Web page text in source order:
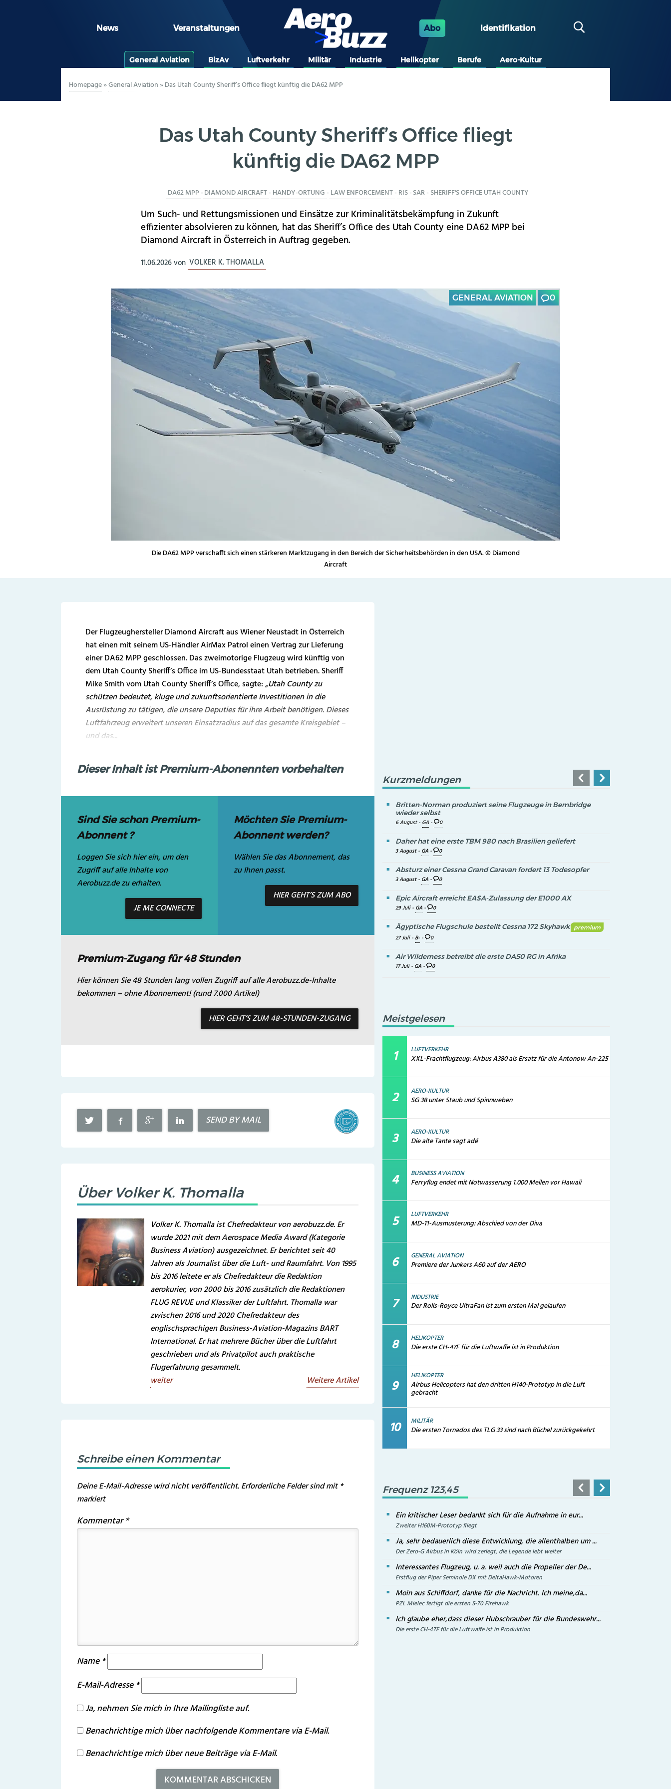
News Veranstaltungen Abo Identifikation
General Aviation BizAv Luftverkehr Militär Industrie Helikopter Berufe Aero-Kultur
Homepage»General Aviation »Das Utah County Sheriff’s Office fliegt künftig die DA62 MPP
Das Utah County Sheriff’s Office fliegt
künftig die DA62 MPP
DA62 MPP-DIAMOND AIRCRAFT- HANDY-ORTUNG- LAW ENFORCEMENT- RIS-SAR- SHERIFF'S OFFICE UTAH COUNTY
Um Such- und Rettungsmissionen und Einsätze zur Kriminalitätsbekämpfung in Zukunft
effizienter absolvieren zu können, hat das Sheriff’s Office des Utah County eine DA62 MPP bei
Diamond Aircraft in Österreich in Auftrag gegeben.
11.06.2026von VOLKER K. THOMALLA
GENERAL AVIATION 0
Die DA62 MPP verschafft sich einen stärkeren Marktzugang in den Bereich der Sicherheitsbehörden in den USA. © Diamond
Aircraft
Der Flugzeughersteller Diamond Aircraft aus Wiener Neustadt in Österreich
hat einen mit seinem US-Händler AirMax Patrol einen Vertrag zur Lieferung
einer DA62 MPP geschlossen. Das zweimotorige Flugzeug wird künftig von
dem Utah County Sheriff’s Office im US-Bundesstaat Utah betrieben. Sheriff
Mike Smith vom Utah County Sheriff’s Office, sagte:„Utah County zu
schützen bedeutet, kluge und zukunftsorientierte Investitionen in die
Ausrüstung zu tätigen, die unsere Deputies für ihre Arbeit benötigen. Dieses
Luftfahrzeug erweitert unseren Einsatzradius auf das gesamte Kreisgebiet –
und das...
Dieser Inhalt ist Premium-Abonennten vorbehalten
Sind Sie schon Premium-
Abonnent ?
Loggen Sie sich hier ein, um den
Zugriff auf alle Inhalte von
Aerobuzz.de zu erhalten.
JE ME CONNECTE
Möchten Sie Premium-
Abonnent werden?
Wählen Sie das Abonnement, das
zu Ihnen passt.
HIER GEHT’S ZUM ABO
Premium-Zugang für 48 Stunden
Hier können Sie 48 Stunden lang vollen Zugriff auf alle Aerobuzz.de-Inhalte
bekommen – ohne Abonnement! (rund 7.000 Artikel)
HIER GEHT’S ZUM 48-STUNDEN-ZUGANG
SEND BY MAIL
Über Volker K. Thomalla
Volker K. Thomalla ist Chefredakteur von aerobuzz.de. Er
wurde 2021 mit dem Aerospace Media Award (Kategorie
Business Aviation) ausgezeichnet. Er berichtet seit 40
Jahren als Journalist über die Luft- und Raumfahrt. Von 1995
bis 2016 leitete er als Chefredakteur die Redaktion
aerokurier, von 2000 bis 2016 zusätzlich die Redaktionen
FLUG REVUE und Klassiker der Luftfahrt. Thomalla war
zwischen 2016 und 2020 Chefredakteur des
englischsprachigen Business-Aviation-Magazins BART
International. Er hat mehrere Bücher über die Luftfahrt
geschrieben und als Privatpilot auch praktische
Flugerfahrung gesammelt.
weiter
Weitere Artikel
Schreibe einen Kommentar
Deine E-Mail-Adresse wird nicht veröffentlicht.Erforderliche Felder sind mit*
markiert
Kommentar*
Name *
E-Mail-Adresse *
Ja, nehmen Sie mich in Ihre Mailingliste auf.
Benachrichtige mich über nachfolgende Kommentare via E-Mail.
Benachrichtige mich über neue Beiträge via E-Mail.
Kurzmeldungen
Britten-Norman produziert seine Flugzeuge in Bembridge
wieder selbst
6 August - GA - 0
Daher hat eine erste TBM 980 nach Brasilien geliefert
3 August - GA - 0
Absturz einer Cessna Grand Caravan fordert 13 Todesopfer
3 August - GA - 0
Epic Aircraft erreicht EASA-Zulassung der E1000 AX
29 Juli - GA - 0
Ägyptische Flugschule bestellt Cessna 172 Skyhawk premium
27 Juli - B- - 0
Air Wilderness betreibt die erste DA50 RG in Afrika
17 Juli - GA - 0
Meistgelesen
LUFTVERKEHR
XXL-Frachtflugzeug: Airbus A380 als Ersatz für die Antonow An-225
AERO-KULTUR
SG 38 unter Staub und Spinnweben
AERO-KULTUR
Die alte Tante sagt adé
BUSINESS AVIATION
Ferryflug endet mit Notwasserung 1.000 Meilen vor Hawaii
LUFTVERKEHR
MD-11-Ausmusterung: Abschied von der Diva
GENERAL AVIATION
Premiere der Junkers A60 auf der AERO
INDUSTRIE
Der Rolls-Royce UltraFan ist zum ersten Mal gelaufen
HELIKOPTER
Die erste CH-47F für die Luftwaffe ist in Produktion
HELIKOPTER
Airbus Helicopters hat den dritten H140-Prototyp in die Luft
gebracht
MILITÄR
Die ersten Tornados des TLG 33 sind nach Büchel zurückgekehrt
Frequenz 123,45
Ein kritischer Leser bedankt sich für die Aufnahme in eur...
Zweiter H160M-Prototyp fliegt
Ja, sehr bedauerlich diese Entwicklung, die allenthalben um ...
Der Zero-G Airbus in Köln wird zerlegt, die Legende lebt weiter
Interessantes Flugzeug, u. a. weil auch die Propeller der De...
Erstflug der Piper Seminole DX mit DeltaHawk-Motoren
Moin aus Schiffdorf, danke für die Nachricht. Ich meine,da...
PZL Mielec fertigt die ersten S-70 Firehawk
Ich glaube eher,dass dieser Hubschrauber für die Bundeswehr...
Die erste CH-47F für die Luftwaffe ist in Produktion